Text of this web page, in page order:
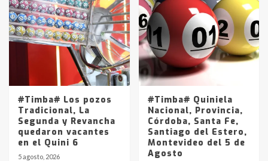
#Timba# Los pozos
Tradicional, La
Segunda y Revancha
quedaron vacantes
en el Quini 6
5 agosto, 2026
#Timba# Quiniela
Nacional, Provincia,
Córdoba, Santa Fe,
Santiago del Estero,
Montevideo del 5 de
Agosto